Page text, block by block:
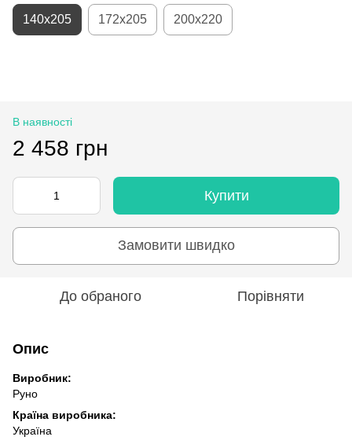
140x205 172x205 200x220
В наявності
2 458 грн
Купити
Замовити швидко
До обраного Порівняти
Опис
Виробник:
Руно
Країна виробника:
Україна